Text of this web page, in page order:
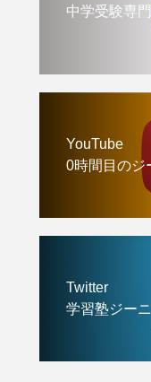
中学受験専
YouTube
0時間目のジ
Twitter
学習塾ジー